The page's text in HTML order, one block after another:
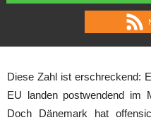
Diese Zahl ist erschreckend:
EU landen postwendend im
Doch Dänemark hat